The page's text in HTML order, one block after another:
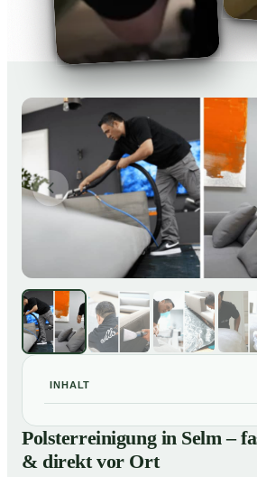
INHALT
Polsterreinigung in Selm – fasertief
Ort
Polsterreinigung in Selm –
& direkt vor Ort